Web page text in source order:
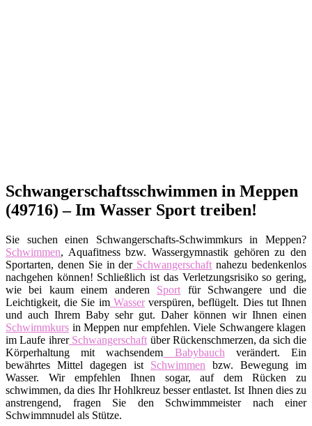
Schwangerschaftsschwimmen in Meppen
(49716) – Im Wasser Sport treiben!
Sie suchen einen Schwangerschafts-Schwimmkurs in Meppen?
Schwimmen, Aquafitness bzw. Wassergymnastik gehören zu den
Sportarten, denen Sie in derSchwangerschaft nahezu bedenkenlos
nachgehen können! Schließlich ist das Verletzungsrisiko so gering,
wie bei kaum einem anderen Sport für Schwangere und die
Leichtigkeit, die Sie imWasserverspüren, beflügelt. Dies tut Ihnen
und auch Ihrem Baby sehr gut. Daher können wir Ihnen einen
Schwimmkurs in Meppen nur empfehlen. Viele Schwangere klagen
im Laufe ihrerSchwangerschaft über Rückenschmerzen, da sich die
Körperhaltung mit wachsendem Babybauch verändert. Ein
bewährtes Mittel dagegen ist Schwimmen bzw. Bewegung im
Wasser. Wir empfehlen Ihnen sogar, auf dem Rücken zu
schwimmen, da dies Ihr Hohlkreuz besser entlastet. Ist Ihnen dies zu
anstrengend, fragen Sie den Schwimmmeister nach einer
Schwimmnudel als Stütze.